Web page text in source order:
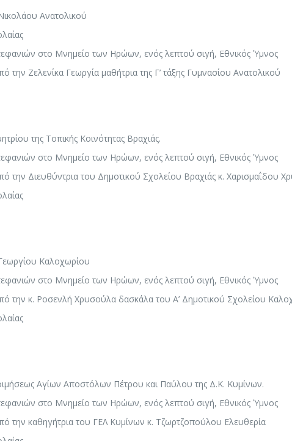
Ανατολικού
στο Μνημείο των Ηρώων, ενός λεπτού σιγή, Εθνικός Ύμνος
Ζελενίκα Γεωργία μαθήτρια της Γ’ τάξης Γυμνασίου Ανατολικού
της Τοπικής Κοινότητας Βραχιάς.
στο Μνημείο των Ηρώων, ενός λεπτού σιγή, Εθνικός Ύμνος
την Διευθύντρια του Δημοτικού Σχολείου Βραχιάς κ. Χαρισμαΐδου
Καλοχωρίου
στο Μνημείο των Ηρώων, ενός λεπτού σιγή, Εθνικός Ύμνος
την κ. Ροσενλή Χρυσούλα δασκάλα του Α’ Δημοτικού Σχολείου
Αγίων Αποστόλων Πέτρου και Παύλου της Δ.Κ. Κυμίνων.
στο Μνημείο των Ηρώων, ενός λεπτού σιγή, Εθνικός Ύμνος
την καθηγήτρια του ΓΕΛ Κυμίνων κ. Τζωρτζοπούλου Ελευθερία